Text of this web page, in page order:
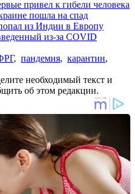
привел к гибели человека
пошла на спад
из Индии в Европу
из-за COVID
, пандемия, карантин,
необходимый текст и
об этом редакции.